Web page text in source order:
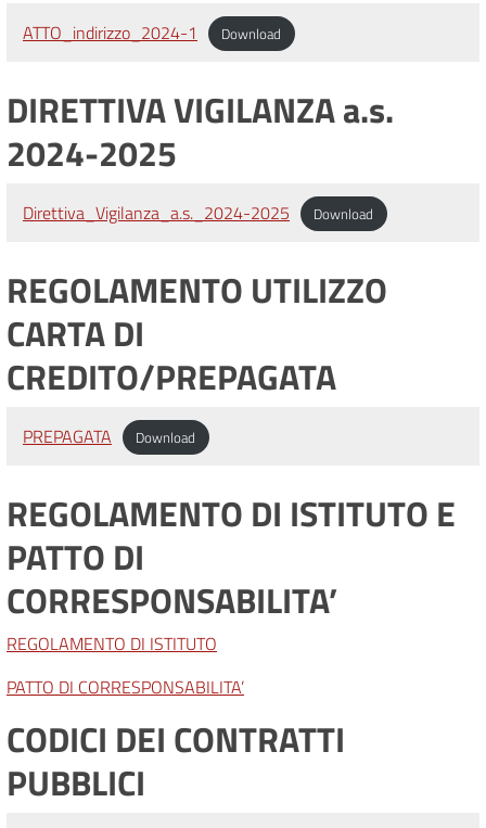
ATTO_indirizzo_2024-1 Download
DIRETTIVA VIGILANZA a.s.
2024-2025
Direttiva_Vigilanza_a.s._2024-2025 Download
REGOLAMENTO UTILIZZO
CARTA DI
CREDITO/PREPAGATA
PREPAGATA Download
REGOLAMENTO DI ISTITUTO E
PATTO DI
CORRESPONSABILITA’
REGOLAMENTO DI ISTITUTO
PATTO DI CORRESPONSABILITA’
CODICI DEI CONTRATTI
PUBBLICI